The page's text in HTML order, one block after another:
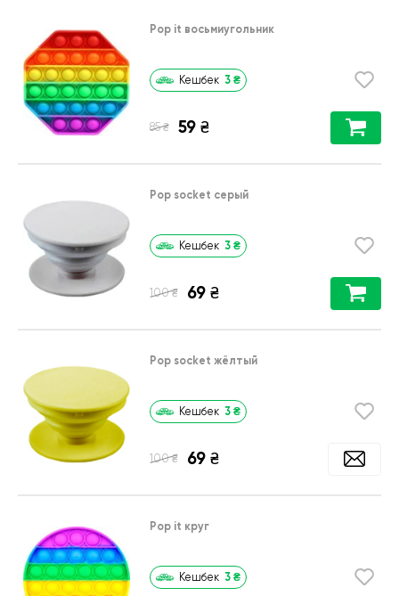
Pop it восьмиугольник
Кешбек 3 ₴
85 ₴ 59 ₴
Pop socket серый
Кешбек 3 ₴
100 ₴ 69 ₴
Pop socket жёлтый
Кешбек 3 ₴
100 ₴ 69 ₴
Pop it круг
Кешбек 3 ₴